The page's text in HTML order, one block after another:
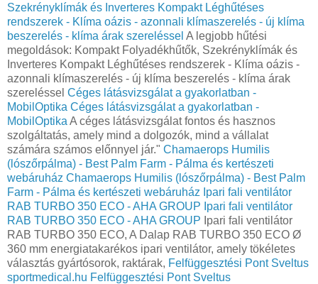
Szekrényklímák és Inverteres Kompakt Léghűtéses
rendszerek - Klíma oázis - azonnali klímaszerelés - új klíma
beszerelés - klíma árak szereléssel A legjobb hűtési
megoldások: Kompakt Folyadékhűtők, Szekrényklímák és
Inverteres Kompakt Léghűtéses rendszerek - Klíma oázis -
azonnali klímaszerelés - új klíma beszerelés - klíma árak
szereléssel Céges látásvizsgálat a gyakorlatban -
MobilOptika Céges látásvizsgálat a gyakorlatban -
MobilOptika A céges látásvizsgálat fontos és hasznos
szolgáltatás, amely mind a dolgozók, mind a vállalat
számára számos előnnyel jár." Chamaerops Humilis
(lószőrpálma) - Best Palm Farm - Pálma és kertészeti
webáruház Chamaerops Humilis (lószőrpálma) - Best Palm
Farm - Pálma és kertészeti webáruház Ipari fali ventilátor
RAB TURBO 350 ECO - AHA GROUP Ipari fali ventilátor
RAB TURBO 350 ECO - AHA GROUP Ipari fali ventilátor
RAB TURBO 350 ECO, A Dalap RAB TURBO 350 ECO Ø
360 mm energiatakarékos ipari ventilátor, amely tökéletes
választás gyártósorok, raktárak, Felfüggesztési Pont Sveltus
sportmedical.hu Felfüggesztési Pont Sveltus